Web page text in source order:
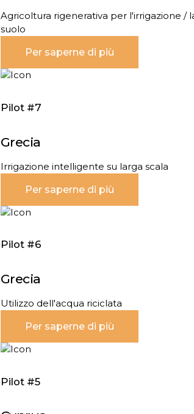
Agricoltura rigenerativa per l'irrigazione /
suolo
Per saperne di più
Pilot #7
Grecia
Irrigazione intelligente su larga scala
Per saperne di più
Pilot #6
Grecia
Utilizzo dell'acqua riciclata
Per saperne di più
Pilot #5